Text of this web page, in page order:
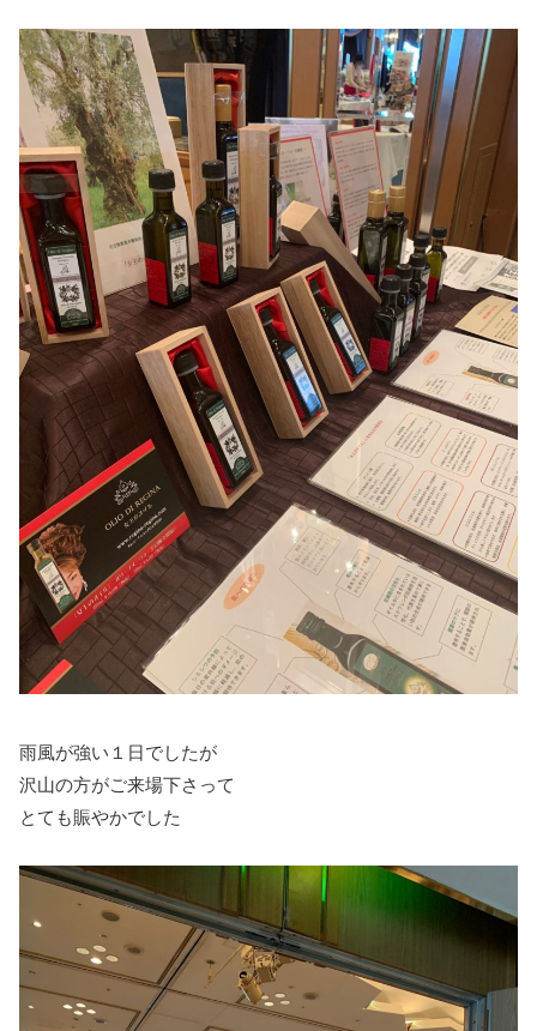
雨風が強い１日でしたが
沢山の方がご来場下さって
とても賑やかでした